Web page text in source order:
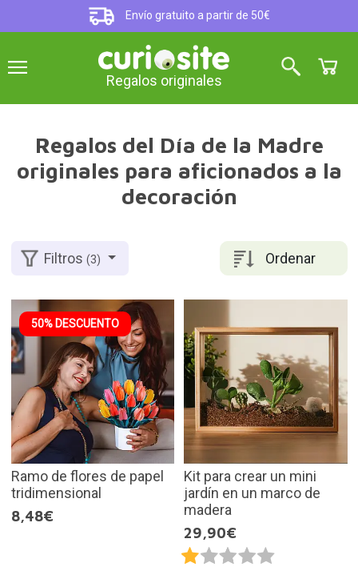
Envío gratuito a partir de 50€
Regalos originales
Regalos del Día de la Madre
originales para aficionados a la
decoración
Ordenar
Filtros(3)
50% DESCUENTO
Ramo de flores de papel
tridimensional
8,48€
Kit para crear un mini
jardín en un marco de
madera
29,90€